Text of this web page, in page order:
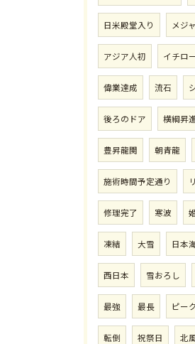
日米殿堂入り メジ
アジア人初 イチロ
偉業達成 流石
後ろのドア 横綱昇
豊昇龍関 朝青龍
施術時間予定通り
修理完了 寒波
凍結 大雪 日本
西日本 雪おろし
最強 最長 ピー
転倒 祝祭日 北